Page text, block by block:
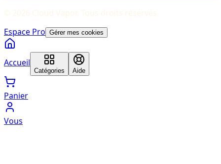
© 2026 Cloud Vapor. Tous droits réservés.
Espace Pro Gérer mes cookies
Accueil
Catégories Aide
Panier
Vous